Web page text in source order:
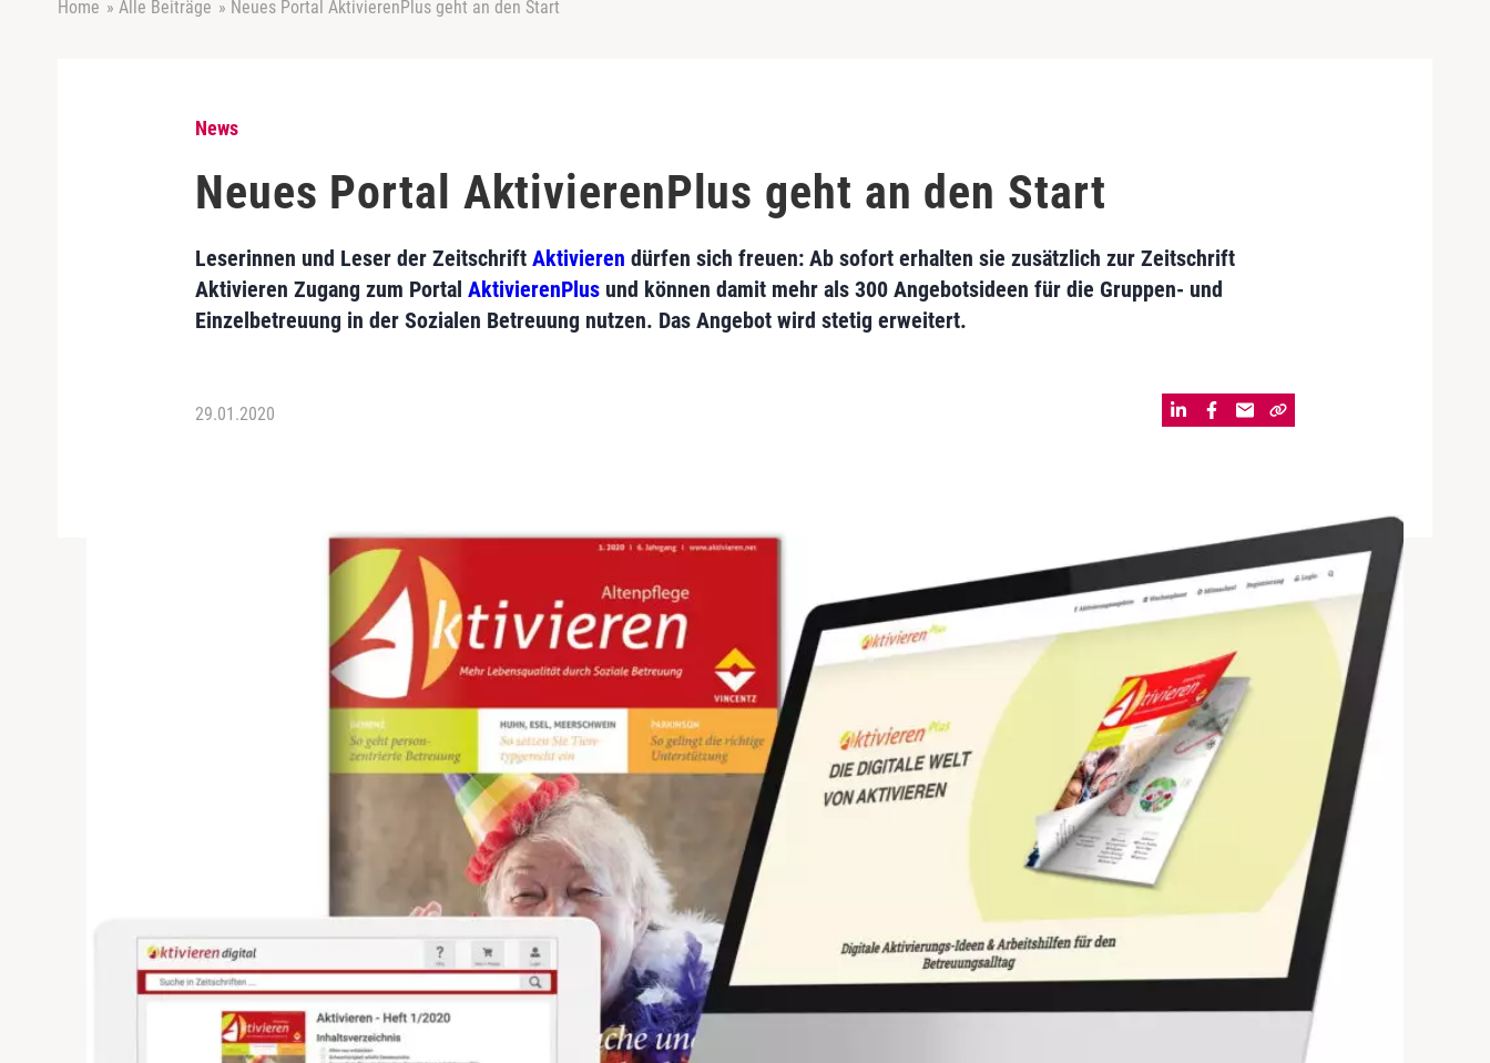
Home » Alle Beiträge » Neues Portal AktivierenPlus geht an den Start
News
Neues Portal AktivierenPlus geht an den Start
Leserinnen und Leser der Zeitschrift Aktivieren dürfen sich freuen: Ab sofort erhalten sie zusätzlich zur Zeitschrift
Aktivieren Zugang zum Portal AktivierenPlus und können damit mehr als 300 Angebotsideen für die Gruppen- und
Einzelbetreuung in der Sozialen Betreuung nutzen. Das Angebot wird stetig erweitert.
29.01.2020